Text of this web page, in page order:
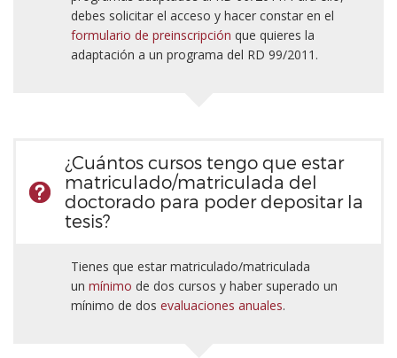
debes solicitar el acceso y hacer constar en el
formulario de preinscripción que quieres la
adaptación a un programa del RD 99/2011.
¿Cuántos cursos tengo que estar
matriculado/matriculada del
doctorado para poder depositar la
tesis?
Tienes que estar matriculado/matriculada
un mínimo de dos cursos y haber superado un
mínimo de dos evaluaciones anuales.